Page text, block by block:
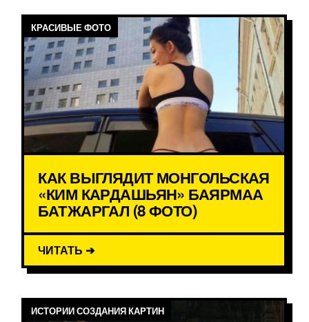
КРАСИВЫЕ ФОТО
КАК ВЫГЛЯДИТ МОНГОЛЬСКАЯ
«КИМ КАРДАШЬЯН» БАЯРМАА
БАТЖАРГАЛ (8 ФОТО)
ЧИТАТЬ ➔
ИСТОРИИ СОЗДАНИЯ КАРТИН